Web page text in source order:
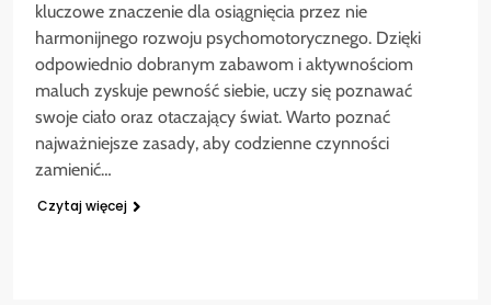
kluczowe znaczenie dla osiągnięcia przez nie
harmonijnego rozwoju psychomotorycznego. Dzięki
odpowiednio dobranym zabawom i aktywnościom
maluch zyskuje pewność siebie, uczy się poznawać
swoje ciało oraz otaczający świat. Warto poznać
najważniejsze zasady, aby codzienne czynności
zamienić…
Czytaj więcej